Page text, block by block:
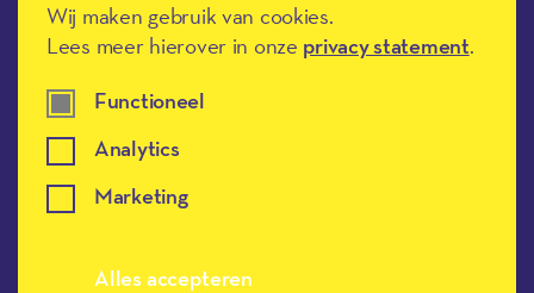
Wij maken gebruik van cookies.
Lees meer hierover in onze privacy statement.
Functioneel
Analytics
Marketing
Alles accepteren